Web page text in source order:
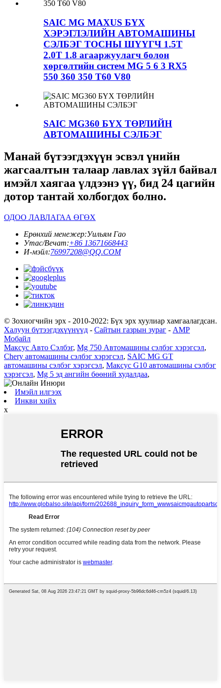
SAIC MG MAXUS БҮХ
ХЭРЭГЛЭЛИЙН АВТОМАШИНЫ
СЭЛБЭГ ТОСНЫ ШҮҮГЧ 1.5T
2.0T 1.8 агааржуулагч болон
хөргөлтийн систем MG 5 6 3 RX5
550 360 350 T60 V80
SAIC MG360 БҮХ ТӨРЛИЙН
АВТОМАШИНЫ СЭЛБЭГ
Манай бүтээгдэхүүн эсвэл үнийн
жагсаалтын талаар лавлах зүйл байвал
имэйл хаягаа үлдээнэ үү, бид 24 цагийн
дотор тантай холбогдох болно.
ОДОО ЛАВЛАГАА ӨГӨХ
Ерөнхий менежер:Уильям Гао
Утас/Вечат:+86 13671668443
И-мэйл:76997208@QQ.COM
© Зохиогчийн эрх - 2010-2022: Бүх эрх хуулиар хамгаалагдсан.
Халуун бүтээгдэхүүнүүд - Сайтын газрын зураг - AMP
Мобайл
Максус Авто Сэлбэг, Mg 750 Автомашины сэлбэг хэрэгсэл,
Chery автомашины сэлбэг хэрэгсэл, SAIC MG GT
автомашины сэлбэг хэрэгсэл, Максус G10 автомашины сэлбэг
хэрэгсэл, Mg 5 эд ангийн бөөний худалдаа,
Имэйл илгээх
Инкви хийх
x